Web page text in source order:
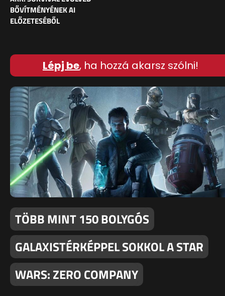
BŐVÍTMÉNYÉNEK AI
ELŐZETESÉBŐL
Lépj be, ha hozzá akarsz szólni!
TÖBB MINT 150 BOLYGÓS
GALAXISTÉRKÉPPEL SOKKOL A STAR
WARS: ZERO COMPANY